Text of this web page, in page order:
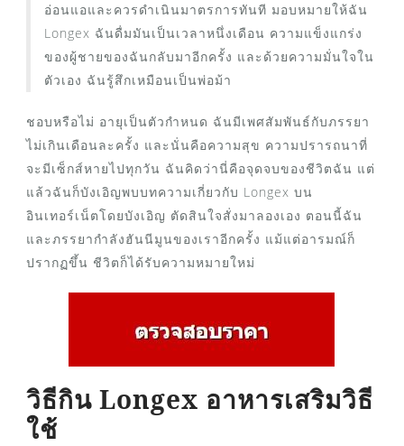
อ่อนแอและควรดำเนินมาตรการทันที มอบหมายให้ฉัน
Longex ฉันดื่มมันเป็นเวลาหนึ่งเดือน ความแข็งแกร่ง
ของผู้ชายของฉันกลับมาอีกครั้ง และด้วยความมั่นใจใน
ตัวเอง ฉันรู้สึกเหมือนเป็นพ่อม้า
ชอบหรือไม่ อายุเป็นตัวกำหนด ฉันมีเพศสัมพันธ์กับภรรยา
ไม่เกินเดือนละครั้ง และนั่นคือความสุข ความปรารถนาที่
จะมีเซ็กส์หายไปทุกวัน ฉันคิดว่านี่คือจุดจบของชีวิตฉัน แต่
แล้วฉันก็บังเอิญพบบทความเกี่ยวกับ Longex บน
อินเทอร์เน็ตโดยบังเอิญ ตัดสินใจสั่งมาลองเอง ตอนนี้ฉัน
และภรรยากำลังฮันนีมูนของเราอีกครั้ง แม้แต่อารมณ์ก็
ปรากฏขึ้น ชีวิตก็ได้รับความหมายใหม่
วิธีกิน Longex อาหารเสริมวิธี
ใช้